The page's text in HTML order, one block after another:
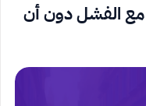
مع الفشل دون أن